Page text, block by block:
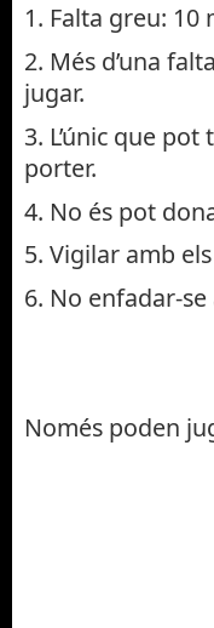
1. Falta greu: 10
2. Més d’una
jugar.
3. L’únic que
porter.
4. No és pot
5. Vigilar amb
6. No enfadar-
Només poden